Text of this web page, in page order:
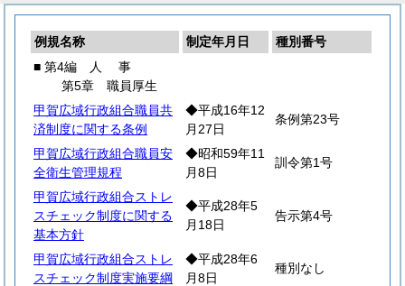
例規名称 制定年月日
種別番号
■ 第4編
人 事
第5章 職員厚生
甲賀広域行政組合職員共
済制度に関する条例
◆平成16年12
月27日
条例第23号
甲賀広域行政組合職員安
全衛生管理規程
◆昭和59年11
月8日
訓令第1号
甲賀広域行政組合ストレ
スチェック制度に関する
基本方針
◆平成28年5
月18日
告示第4号
甲賀広域行政組合ストレ
スチェック制度実施要綱
◆平成28年6
月8日
種別なし